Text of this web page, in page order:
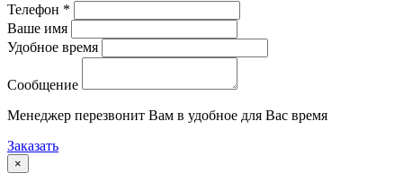
Телефон *
Ваше имя
Удобное время
Сообщение
Менеджер перезвонит Вам в удобное для Вас время
Заказать
×